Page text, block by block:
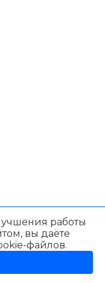
работы
вы даёте
файлов.